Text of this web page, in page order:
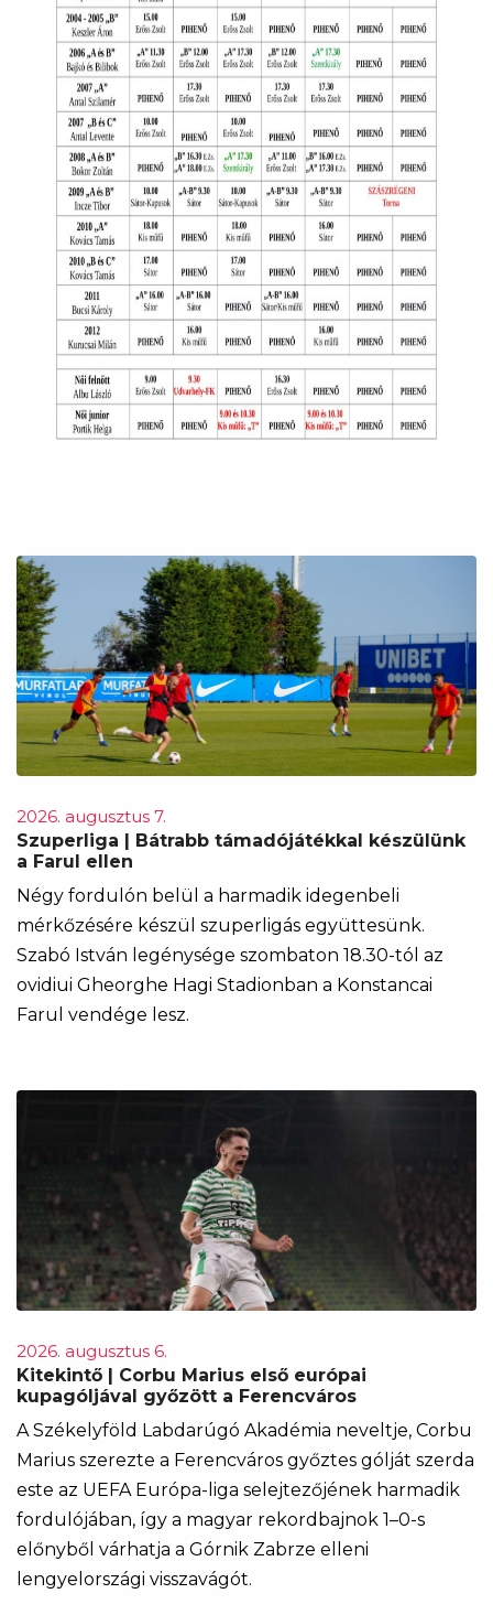
2026. augusztus 7.
Szuperliga | Bátrabb támadójátékkal készülünk
a Farul ellen
Négy fordulón belül a harmadik idegenbeli
mérkőzésére készül szuperligás együttesünk.
Szabó István legénysége szombaton 18.30-tól az
ovidiui Gheorghe Hagi Stadionban a Konstancai
Farul vendége lesz.
2026. augusztus 6.
Kitekintő | Corbu Marius első európai
kupagóljával győzött a Ferencváros
A Székelyföld Labdarúgó Akadémia neveltje, Corbu
Marius szerezte a Ferencváros győztes gólját szerda
este az UEFA Európa-liga selejtezőjének harmadik
fordulójában, így a magyar rekordbajnok 1–0-s
előnyből várhatja a Górnik Zabrze elleni
lengyelországi visszavágót.